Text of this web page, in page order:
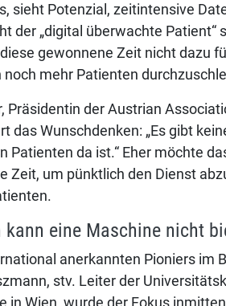
sieht Potenzial, zeitintensive
der „digital überwachte Patient“
gewonnene Zeit nicht dazu
mehr Patienten
Präsidentin der Austrian
das Wunschdenken: „Es gibt
Patienten da ist.“ Eher möchte
Zeit, um pünktlich den Dienst
kann eine Maschine nicht
anerkannten Pioniers im
stv. Leiter der